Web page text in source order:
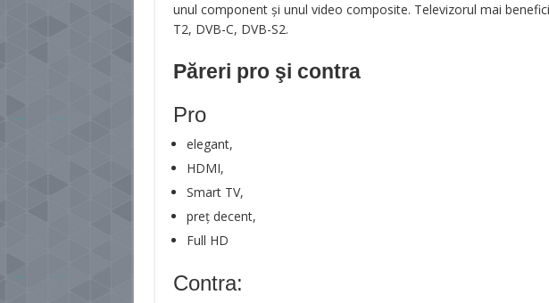
unul component și unul video composite. Televizorul mai
T2, DVB-C, DVB-S2.
Păreri pro şi contra
Pro
elegant,
HDMI,
Smart TV,
preț decent,
Full HD
Contra: